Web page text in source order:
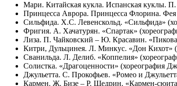
Мари. Китайская кукла. Испанская куклы.
Принцесса Аврора. Принцесса Флорина.
Сильфида. Х.С. Левенскольд. «Сильфида»
Фригия. А. Хачатурян. «Спартак»
Лиза. П. Чайковский – Ю. Красавин.
Китри, Дульцинея. Л. Минкус. «Дон Кихот»
Сванильда. Л. Делиб. «Коппелия»
Солистка. «Драгоценности» (хореография
Джульетта. С. Прокофьев. «Ромео и
Кармен. Ж. Бизе – Р. Щедрин. «Кармен-